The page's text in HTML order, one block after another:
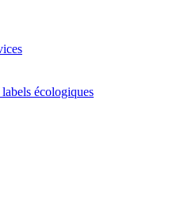
écologiques